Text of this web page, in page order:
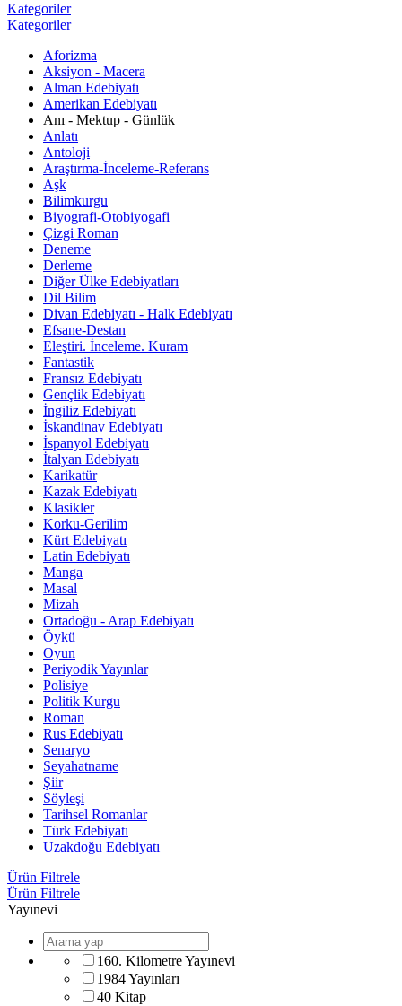
Kategoriler
Kategoriler
Aforizma
Aksiyon - Macera
Alman Edebiyatı
Amerikan Edebiyatı
Anı - Mektup - Günlük
Anlatı
Antoloji
Araştırma-İnceleme-Referans
Aşk
Bilimkurgu
Biyografi-Otobiyogafi
Çizgi Roman
Deneme
Derleme
Diğer Ülke Edebiyatları
Dil Bilim
Divan Edebiyatı - Halk Edebiyatı
Efsane-Destan
Eleştiri. İnceleme. Kuram
Fantastik
Fransız Edebiyatı
Gençlik Edebiyatı
İngiliz Edebiyatı
İskandinav Edebiyatı
İspanyol Edebiyatı
İtalyan Edebiyatı
Karikatür
Kazak Edebiyatı
Klasikler
Korku-Gerilim
Kürt Edebiyatı
Latin Edebiyatı
Manga
Masal
Mizah
Ortadoğu - Arap Edebiyatı
Öykü
Oyun
Periyodik Yayınlar
Polisiye
Politik Kurgu
Roman
Rus Edebiyatı
Senaryo
Seyahatname
Şiir
Söyleşi
Tarihsel Romanlar
Türk Edebiyatı
Uzakdoğu Edebiyatı
Ürün Filtrele
Ürün Filtrele
Yayınevi
160. Kilometre Yayınevi
1984 Yayınları
40 Kitap